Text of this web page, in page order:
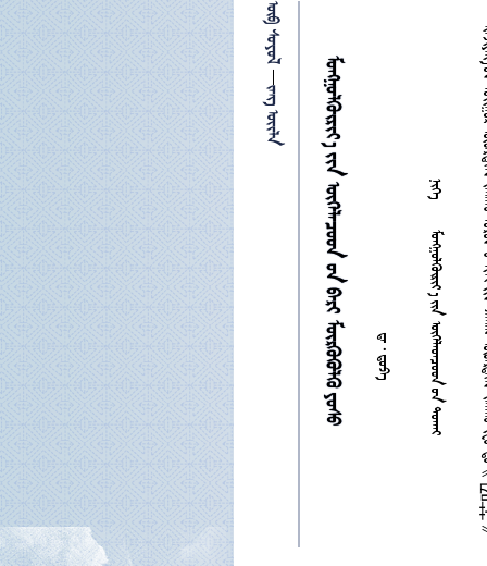
 

            